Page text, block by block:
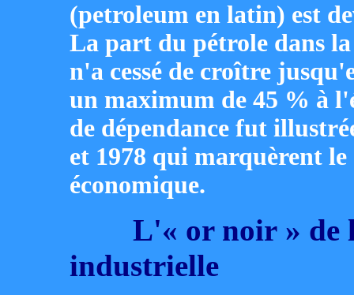
(petroleum en latin) est
La part du pétrole dans
n'a cessé de croître
un maximum de 45 % à
de dépendance fut
et 1978 qui marquèrent
économique.
L'« or noir » de la
industrielle